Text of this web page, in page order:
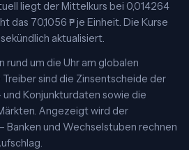
liegt der Mittelkurs bei 0,014264
das 70,1056 ₱ je Einheit. Die Kurse
aktualisiert.
um die Uhr am globalen
sind die Zinsentscheide der
Konjunkturdaten sowie die
Angezeigt wird der
und Wechselstuben rechnen